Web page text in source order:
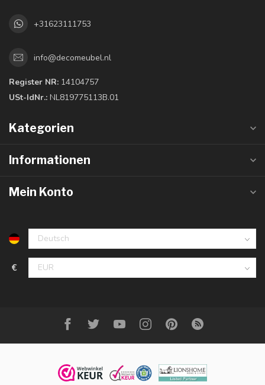
+31623111753
info@decomeubel.nl
Register NR: 14104757
USt-IdNr.: NL819775113B.01
Kategorien
Informationen
Mein Konto
€